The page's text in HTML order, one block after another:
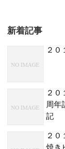
新着記事
２
２
周年
記
２０
焼き